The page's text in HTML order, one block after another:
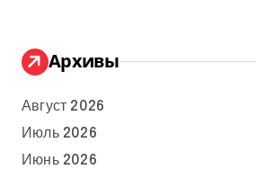
Архивы
Август 2026
Июль 2026
Июнь 2026